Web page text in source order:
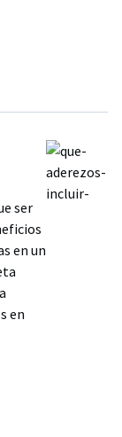
ser
en un
en